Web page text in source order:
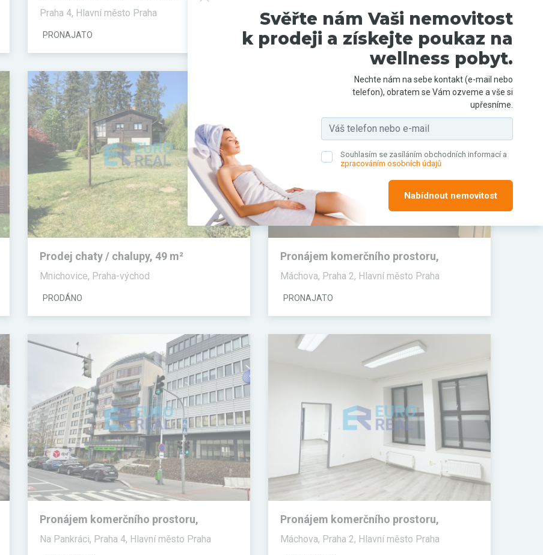
Praha 4, Hlavní město Praha
PRONAJATO
Na Pankráci, Praha 4, Hlavní město Praha
PRONAJATO
Prodej chaty / chalupy, 49 m²
Mnichovice, Praha-východ
PRODÁNO
Pronájem komerčního prostoru,
Máchova, Praha 2, Hlavní město Praha
PRONAJATO
Pronájem komerčního prostoru,
Na Pankráci, Praha 4, Hlavní město Praha
Pronájem komerčního prostoru,
Máchova, Praha 2, Hlavní město Praha
Svěřte nám Vaši nemovitost
k prodeji a získejte poukaz na
wellness pobyt.
Nechte nám na sebe kontakt (e-mail nebo
telefon), obratem se Vám ozveme a vše si
upřesníme.
Souhlasím se zasíláním obchodních informací a
zpracováním osobních údajů
Nabídnout nemovitost